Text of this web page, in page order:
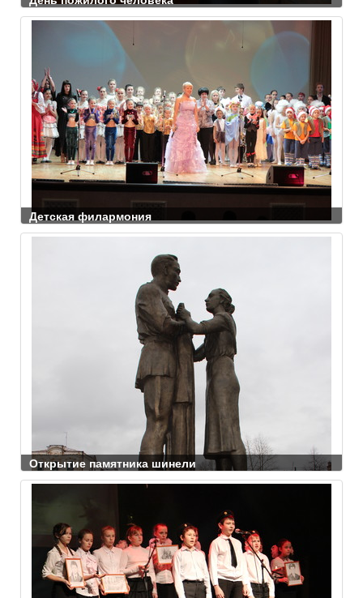
Детская филармония
Открытие памятника шинели